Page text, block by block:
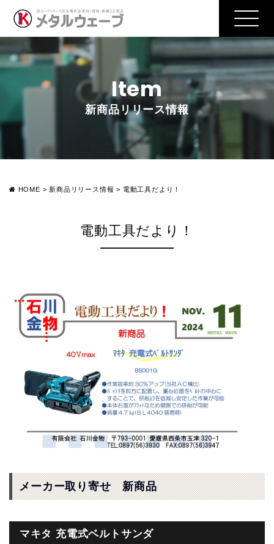
Item
新商品リリース情報
HOME > 新商品リリース情報 > 電動工具だより！
電動工具だより！
メーカー取り寄せ 新商品
マキタ 充電式ベルトサンダ